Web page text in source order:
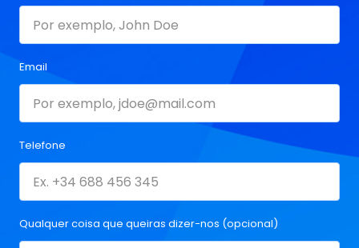
Email
Telefone
Qualquer coisa que queiras dizer-nos (opcional)